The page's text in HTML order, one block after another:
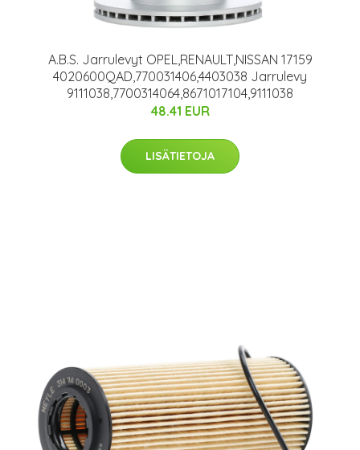
A.B.S. Jarrulevyt OPEL,RENAULT,NISSAN 17159
4020600QAD,770031406,4403038 Jarrulevy
9111038,7700314064,8671017104,9111038
48.41 EUR
LISÄTIETOJA